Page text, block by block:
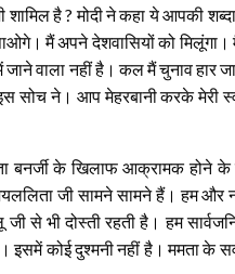
है ? मोदी ने कहा ये आपकी
मैं अपने देशवासियों को मिलूंगा।
वाला नहीं है। कल मैं चुनाव हार
सोच ने। आप मेहरबानी करके मेरी
बनर्जी के खिलाफ आक्रामक होने के
जी सामने सामने हैं। हम और
से भी दोस्ती रहती है। हम
कोई दुश्मनी नहीं है। ममता के